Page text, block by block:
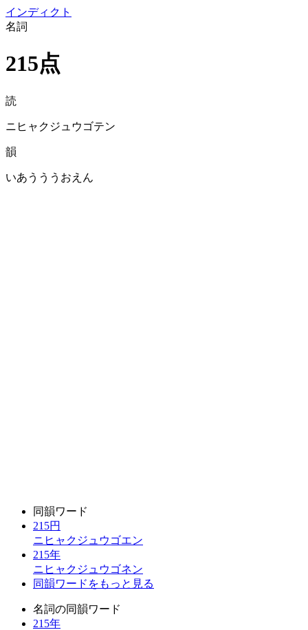
インディクト
名詞
215点
読
ニヒャクジュウゴテン
韻
いあうううおえん
同韻ワード
215円
ニヒャクジュウゴエン
215年
ニヒャクジュウゴネン
同韻ワードをもっと見る
名詞の同韻ワード
215年